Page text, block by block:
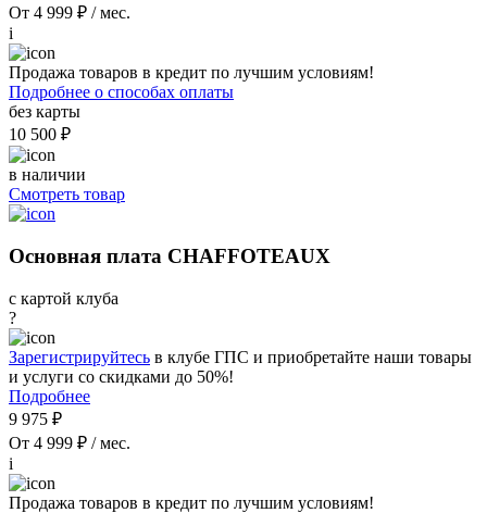
От 4 999 ₽ / мес.
i
Продажа товаров в кредит по лучшим условиям!
Подробнее о способах оплаты
без карты
10 500 ₽
в наличии
Смотреть товар
Основная плата CHAFFOTEAUX
с картой клуба
?
Зарегистрируйтесь в клубе ГПС и приобретайте наши товары
и услуги со скидками до 50%!
Подробнее
9 975 ₽
От 4 999 ₽ / мес.
i
Продажа товаров в кредит по лучшим условиям!